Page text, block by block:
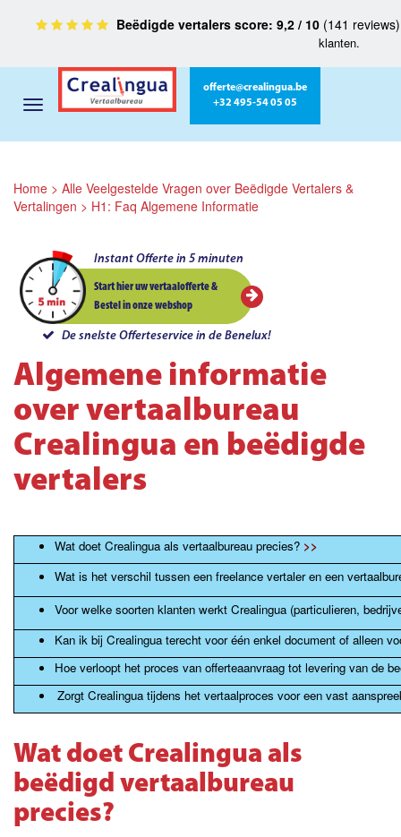
Beëdigde vertalers score: 9,2 / 10(141
klanten.
offerte@crealingua.be
+32 495-54 05 05
Home > Alle Veelgestelde Vragen over Beëdigde Vertalers &
Vertalingen > H1: Faq Algemene Informatie
Instant Offerte in 5 minuten
Start hier uw vertaalofferte &
Bestel in onze webshop
De snelste Offerteservice in de Benelux!
Algemene informatie
over vertaalbureau
Crealingua en beëdigde
vertalers
Wat doet Crealingua als vertaalbureau precies? >>
Wat is het verschil tussen een freelance vertaler en een
Voor welke soorten klanten werkt Crealingua (particulieren,
Kan ik bij Crealingua terecht voor één enkel document of alleen
Hoe verloopt het proces van offerteaanvraag tot levering van de
Zorgt Crealingua tijdens het vertaalproces voor een vast
Wat doet Crealingua als
beëdigd vertaalbureau
precies?